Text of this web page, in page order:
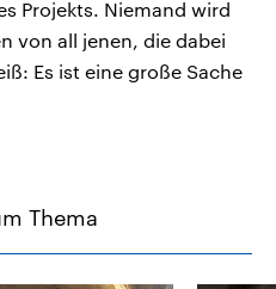
Projekts. Niemand wird
von all jenen, die dabei
Es ist eine große Sache
Thema